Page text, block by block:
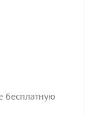
бесплатную